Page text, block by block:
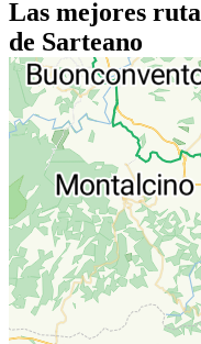
Las mejores
de Sarteano